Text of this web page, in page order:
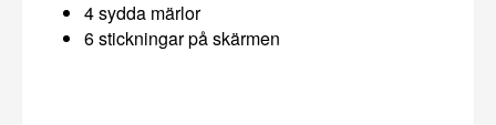
4 sydda märlor
6 stickningar på skärmen